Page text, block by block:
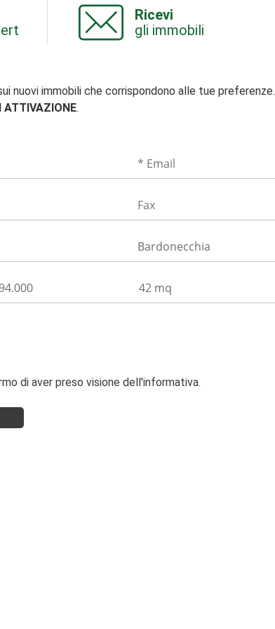
Ricevi
gli immobili
nuovi immobili che corrispondono alle tue preferenze.
ATTIVAZIONE.
di aver preso visione dell'informativa.